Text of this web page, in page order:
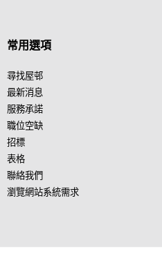
常用選項
尋找屋邨
最新消息
服務承諾
職位空缺
招標
表格
聯絡我們
瀏覽網站系統需求